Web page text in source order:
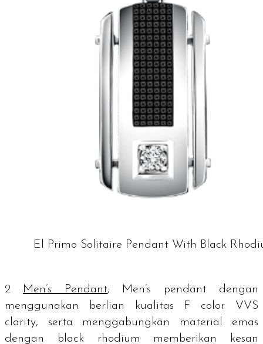
El Primo Solitaire Pendant With Black
2 Men’s Pendant; Men’s pendant dengan
menggunakan berlian kualitas F color VVS
clarity, serta menggabungkan material emas
dengan black rhodium memberikan kesan